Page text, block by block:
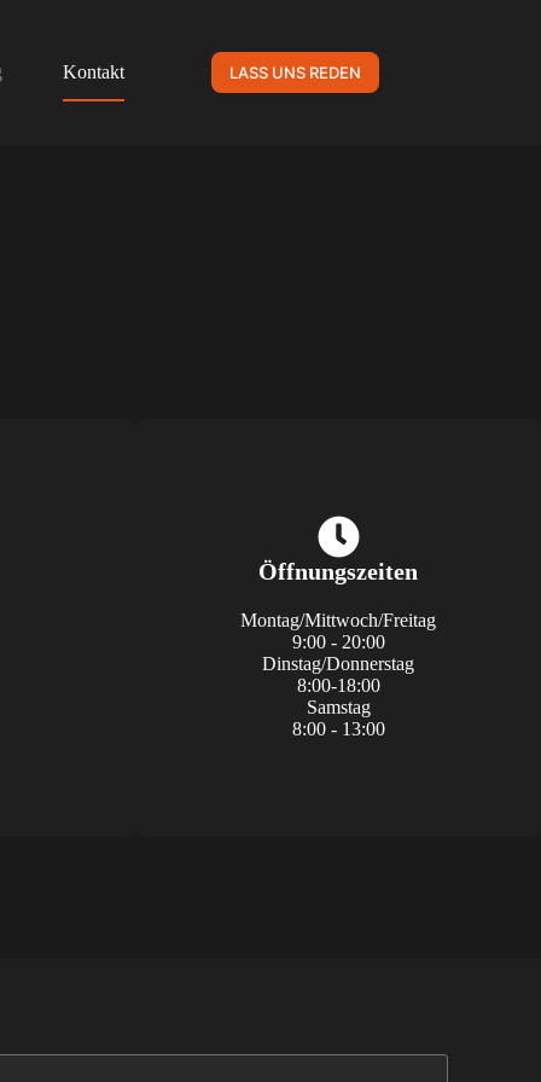
Kontakt LASS UNS REDEN
Öffnungszeiten
Montag/Mittwoch/Freitag
9:00 - 20:00
Dinstag/Donnerstag
8:00-18:00
Samstag
8:00 - 13:00